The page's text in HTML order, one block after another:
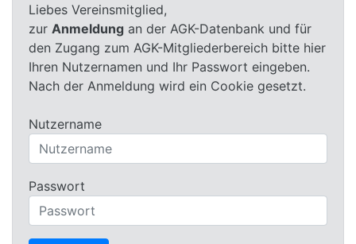
Liebes Vereinsmitglied,
zur Anmeldung an der AGK-Datenbank und für
den Zugang zum AGK-Mitgliederbereich bitte hier
Ihren Nutzernamen und Ihr Passwort eingeben.
Nach der Anmeldung wird ein Cookie gesetzt.
Nutzername
Passwort